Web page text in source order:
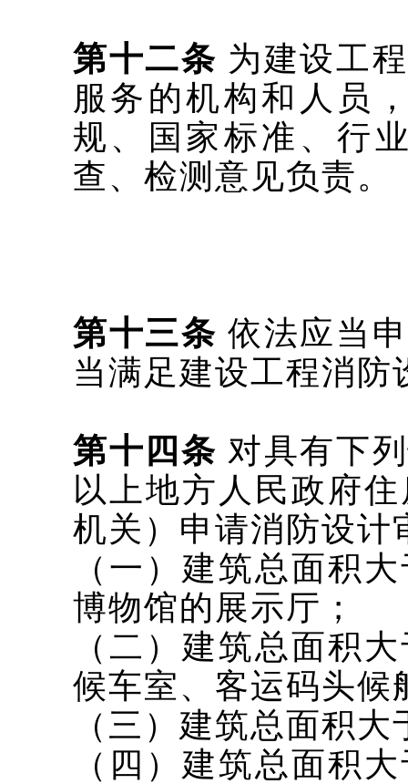
第十二条 为建设工
服务的机构和人员
规、国家标准、行
查、检测意见负责。
第十三条 依法应当
当满足建设工程消防
第十四条 对具有下
以上地方人民政府
机关 ）申请消防设计
（一）建筑总面积
博物馆的展示厅；
（二）建筑总面积
候车室、客运码头候
（三）建筑总面积
（四）建筑总面积